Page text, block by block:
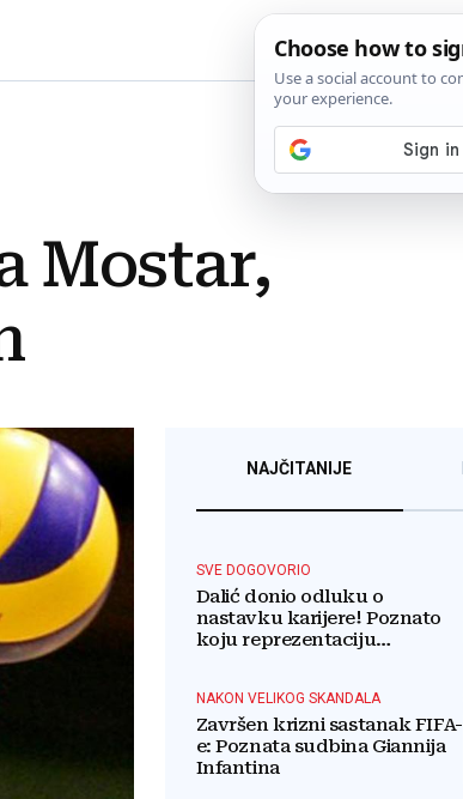
Mostar,
NAJČITANIJE
SVE DOGOVORIO
Dalić donio odluku o
nastavku karijere! Poznato
koju reprezentaciju
NAKON VELIKOG SKANDALA
Završen krizni sastanak FIFA-
e: Poznata sudbina Giannija
Infantina